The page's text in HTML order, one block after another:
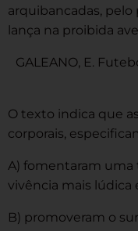
arquibancadas, pelo
lança na proibida
GALEANO, E.
O texto indica que
corporais,
A) fomentaram uma
vivência mais lúdica
B) promoveram o